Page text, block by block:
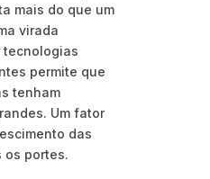
mais do que um
virada
tecnologias
permite que
tenham
Um fator
das
os portes.